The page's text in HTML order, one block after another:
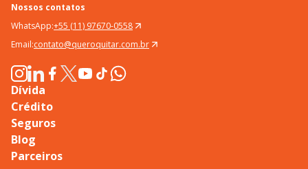
Nossos contatos
WhatsApp:+55 (11) 97670-0558
Email:contato@queroquitar.com.br
Dívida
Crédito
Seguros
Blog
Parceiros